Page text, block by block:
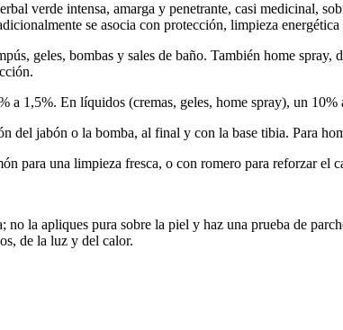
verde intensa, amarga y penetrante, casi medicinal,
se asocia con protección, limpieza
geles, bombas y sales de baño. También home
a 1,5%. En líquidos (cremas, geles, home spray), un 10%
del jabón o la bomba, al final y con la base tibia. Para
para una limpieza fresca, o con romero para reforzar el
la apliques pura sobre la piel y haz una prueba de
de la luz y del calor.